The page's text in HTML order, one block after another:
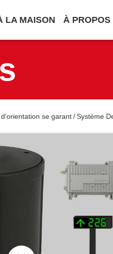
LA MAISON À PROPOS
se garant/Système